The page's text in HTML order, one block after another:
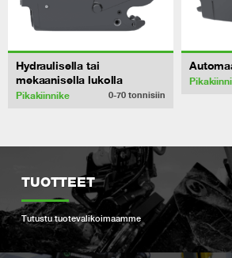
Hydraulisella tai
mekaanisella lukolla
Pikakiinnike 0-70 tonnisiin
TUOTTEET
Tutustu tuotevalikoimaamme